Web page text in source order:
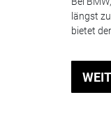
längst
bietet